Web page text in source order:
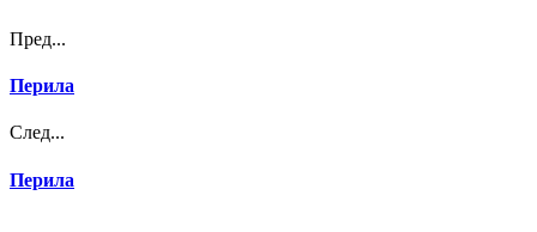
Пред...
Перила
След...
Перила